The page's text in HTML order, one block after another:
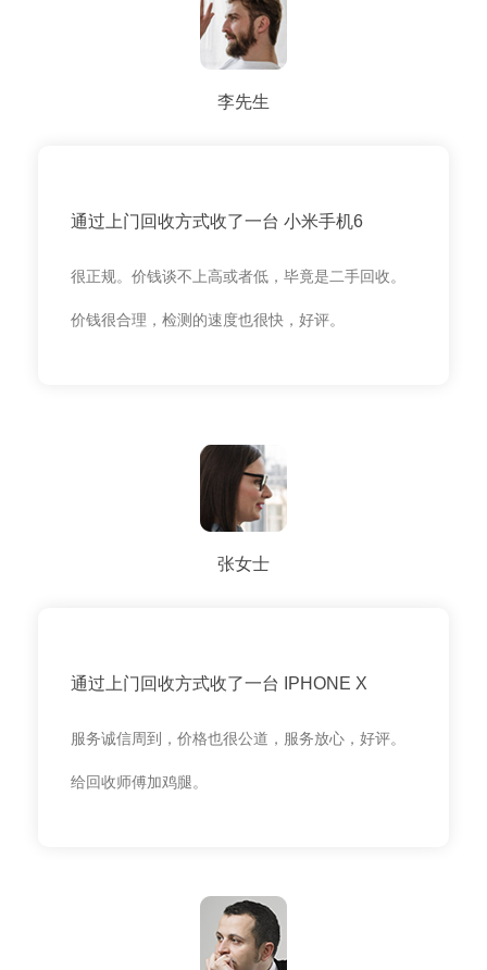
李先生
通过上门回收方式收了一台 小米手机6
很正规。价钱谈不上高或者低，毕竟是二手回收。
价钱很合理，检测的速度也很快，好评。
张女士
通过上门回收方式收了一台 IPHONE X
服务诚信周到，价格也很公道，服务放心，好评。
给回收师傅加鸡腿。